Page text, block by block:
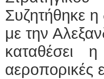
Συζητήθηκε η
με την
καταθέσει
αεροπορικές